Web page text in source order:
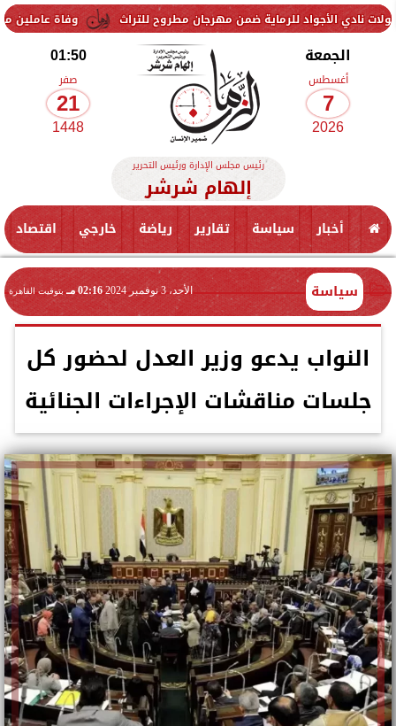
وفاة عاملين متأثرين للرماية ضمن مهرجان مطروح للتراث
الجمعة
أغسطس
7
2026
01:50
صفر
21
1448
رئيس مجلس الإدارة ورئيس التحرير
إلهام شرشر
أخبار سياسة تقارير رياضة خارجي اقتصاد
سياسة الأحد، 3 نوفمبر 2024 02:16 مـ بتوقيت القاهرة
النواب يدعو وزير العدل لحضور كل
جلسات مناقشات الإجراءات الجنائية